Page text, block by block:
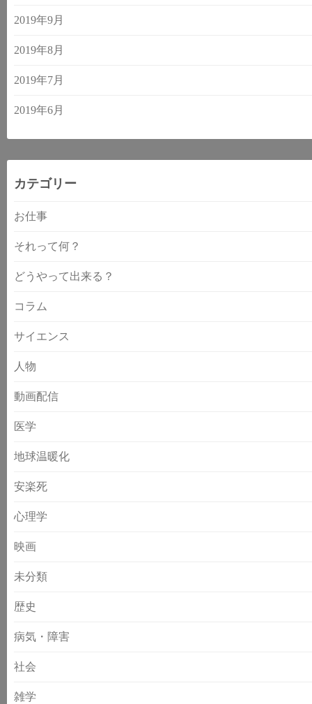
2019年9月
2019年8月
2019年7月
2019年6月
カテゴリー
お仕事
それって何？
どうやって出来る？
コラム
サイエンス
人物
動画配信
医学
地球温暖化
安楽死
心理学
映画
未分類
歴史
病気・障害
社会
雑学